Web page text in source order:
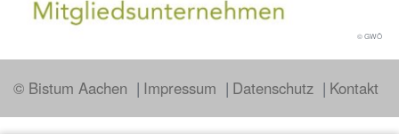
© GWÖ
© Bistum Aachen Impressum Datenschutz Kontakt